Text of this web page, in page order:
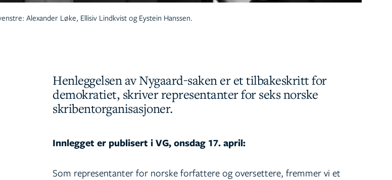
Alexander Løke, Ellisiv Lindkvist og Eystein Hanssen.
Henleggelsen av Nygaard-saken er et tilbakeskritt for
demokratiet, skriver representanter for seks norske
skribentorganisasjoner.
Innlegget er publisert i VG, onsdag 17. april:
Som representanter for norske forfattere og oversettere, fremmer vi et